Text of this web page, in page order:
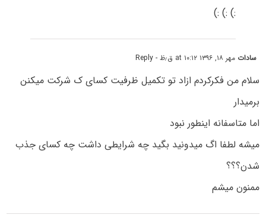
:) :) :)
سادات مهر ۱۸, ۱۳۹۶ at ۱۰:۱۲ ق٫ظ - Reply
سلام من فکرکردم ازاد تو تکمیل ظرفیت کسای ک شرکت میکنن
برمیدار
اما متاسفانه اینطور نبود
میشه لطفا اگ میدونید بگید چه شرایطی داشت چه کسای جذب
شدن؟؟؟
ممنون میشم